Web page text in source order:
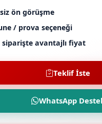
ön görüşme
/ prova seçeneği
siparişte avantajlı fiyat
Teklif İste
WhatsApp